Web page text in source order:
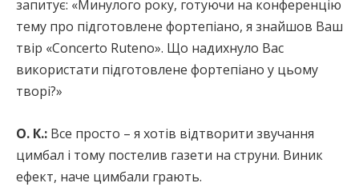
запитує: «Минулого року, готуючи на конференцію
тему про підготовлене фортепіано, я знайшов Ваш
твір «Concerto Ruteno». Що надихнуло Вас
використати підготовлене фортепіано у цьому
творі?»
О. К.: Все просто – я хотів відтворити звучання
цимбал і тому постелив газети на струни. Виник
ефект, наче цимбали грають.